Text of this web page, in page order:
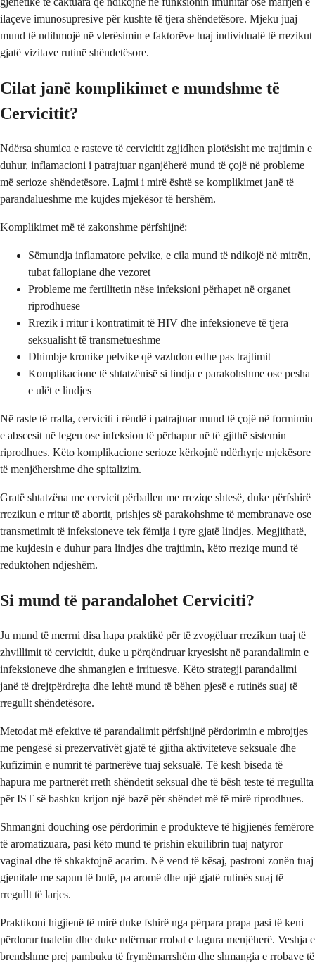
ilaçeve imunosupresive për kushte të tjera shëndetësore. Mjeku juaj
mund të ndihmojë në vlerësimin e faktorëve tuaj individualë të rrezikut
gjatë vizitave rutinë shëndetësore.
Cilat janë komplikimet e mundshme të
Cervicitit?
Ndërsa shumica e rasteve të cervicitit zgjidhen plotësisht me trajtimin e
duhur, inflamacioni i patrajtuar nganjëherë mund të çojë në probleme
më serioze shëndetësore. Lajmi i mirë është se komplikimet janë të
parandalueshme me kujdes mjekësor të hershëm.
Komplikimet më të zakonshme përfshijnë:
Sëmundja inflamatore pelvike, e cila mund të ndikojë në mitrën,
tubat fallopiane dhe vezoret
Probleme me fertilitetin nëse infeksioni përhapet në organet
riprodhuese
Rrezik i rritur i kontratimit të HIV dhe infeksioneve të tjera
seksualisht të transmetueshme
Dhimbje kronike pelvike që vazhdon edhe pas trajtimit
Komplikacione të shtatzënisë si lindja e parakohshme ose pesha
e ulët e lindjes
Në raste të rralla, cerviciti i rëndë i patrajtuar mund të çojë në formimin
e abscesit në legen ose infeksion të përhapur në të gjithë sistemin
riprodhues. Këto komplikacione serioze kërkojnë ndërhyrje mjekësore
të menjëhershme dhe spitalizim.
Gratë shtatzëna me cervicit përballen me rreziqe shtesë, duke përfshirë
rrezikun e rritur të abortit, prishjes së parakohshme të membranave ose
transmetimit të infeksioneve tek fëmija i tyre gjatë lindjes. Megjithatë,
me kujdesin e duhur para lindjes dhe trajtimin, këto rreziqe mund të
reduktohen ndjeshëm.
Si mund të parandalohet Cerviciti?
Ju mund të merrni disa hapa praktikë për të zvogëluar rrezikun tuaj të
zhvillimit të cervicitit, duke u përqëndruar kryesisht në parandalimin e
infeksioneve dhe shmangien e irrituesve. Këto strategji parandalimi
janë të drejtpërdrejta dhe lehtë mund të bëhen pjesë e rutinës suaj të
rregullt shëndetësore.
Metodat më efektive të parandalimit përfshijnë përdorimin e mbrojtjes
me pengesë si prezervativët gjatë të gjitha aktiviteteve seksuale dhe
kufizimin e numrit të partnerëve tuaj seksualë. Të kesh biseda të
hapura me partnerët rreth shëndetit seksual dhe të bësh teste të rregullta
për IST së bashku krijon një bazë për shëndet më të mirë riprodhues.
Shmangni douching ose përdorimin e produkteve të higjienës femërore
të aromatizuara, pasi këto mund të prishin ekuilibrin tuaj natyror
vaginal dhe të shkaktojnë acarim. Në vend të kësaj, pastroni zonën tuaj
gjenitale me sapun të butë, pa aromë dhe ujë gjatë rutinës suaj të
rregullt të larjes.
Praktikoni higjienë të mirë duke fshirë nga përpara prapa pasi të keni
përdorur tualetin dhe duke ndërruar rrobat e lagura menjëherë. Veshja e
brendshme prej pambuku të frymëmarrshëm dhe shmangia e rrobave të